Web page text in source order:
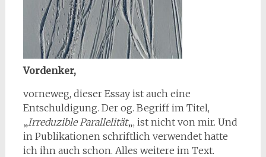
Vordenker,
vorneweg, dieser Essay ist auch eine
Entschuldigung. Der og. Begriff im Titel,
„Irreduzible Parallelität„, ist nicht von mir. Und
in Publikationen schriftlich verwendet hatte
ich ihn auch schon. Alles weitere im Text.